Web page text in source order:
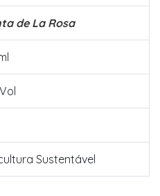
de La Rosa
Sustentável